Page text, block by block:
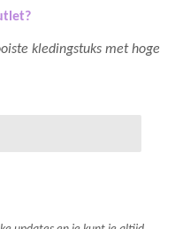
kledingstuks met hoge